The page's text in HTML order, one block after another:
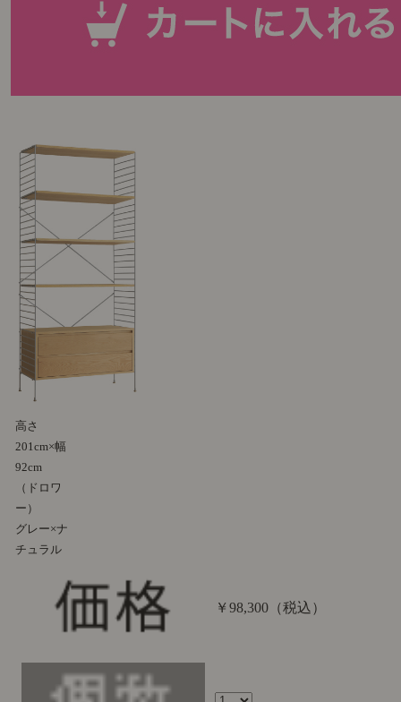
高さ
201cm×幅
92cm
（ドロワ
ー）
グレー×ナ
チュラル
￥98,300 （税込）